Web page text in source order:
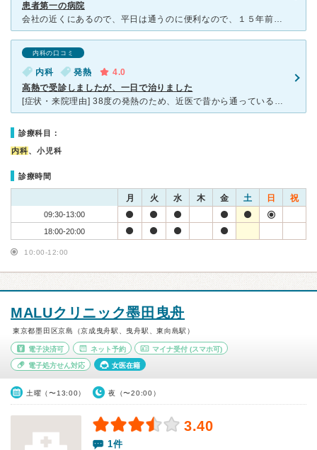
患者第一の病院
会社の近くにあるので、平日は通うのに便利なので、１５年前からお世話になってます。風邪などで、体調悪くて行くと必ず元気になります。点滴していただき、すぐによくなります。アレルギーでも通ってますが、私にあ
内科の口コミ
内科 発熱
4.0
高熱で受診しましたが、一日で治りました
[症状・来院理由] 38度の発熱のため、近医で昔から通っているこちらのクリニックを受診しました。 [医師の診断・治療法] 風邪の診断で、点滴をしてもらい、処方をもらいました。 [感想・費用・待
診療科目：
内科、小児科
診療時間
月 火 水 木 金 土 日 祝
09:30-13:00
18:00-20:00
10:00-12:00
MALUクリニック墨田曳舟
東京都墨田区京島（京成曳舟駅、曳舟駅、東向島駅）
電子決済可 ネット予約 マイナ受付 (スマホ可)
電子処方せん対応 女医在籍
土曜（〜13:00） 夜（〜20:00）
3.40
1件